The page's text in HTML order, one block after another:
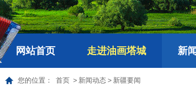
网站首页 走进油画塔城 新
您的位置： 首页 > 新闻动态> 新疆要闻